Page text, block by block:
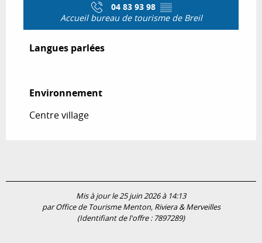
04 83 93 98 ▒▒
Accueil bureau de tourisme de Breil
Langues parlées
Langues parlées
Environnement
Environnement
Centre village
Mis à jour le 25 juin 2026 à 14:13
par Office de Tourisme Menton, Riviera & Merveilles
(Identifiant de l'offre : 7897289)